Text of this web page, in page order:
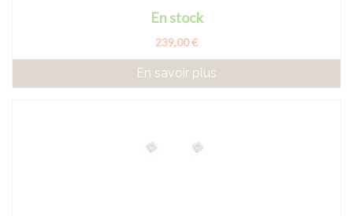
En stock
239,00 €
En savoir plus